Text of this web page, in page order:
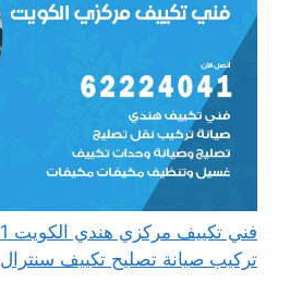
تركيب صيانة تصليح تكييف سنترال